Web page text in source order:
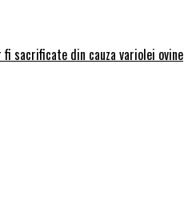
sacrificate din cauza variolei ovine